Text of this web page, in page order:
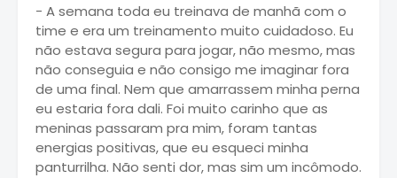
- A semana toda eu treinava de manhã com o
time e era um treinamento muito cuidadoso. Eu
não estava segura para jogar, não mesmo, mas
não conseguia e não consigo me imaginar fora
de uma final. Nem que amarrassem minha perna
eu estaria fora dali. Foi muito carinho que as
meninas passaram pra mim, foram tantas
energias positivas, que eu esqueci minha
panturrilha. Não senti dor, mas sim um incômodo.